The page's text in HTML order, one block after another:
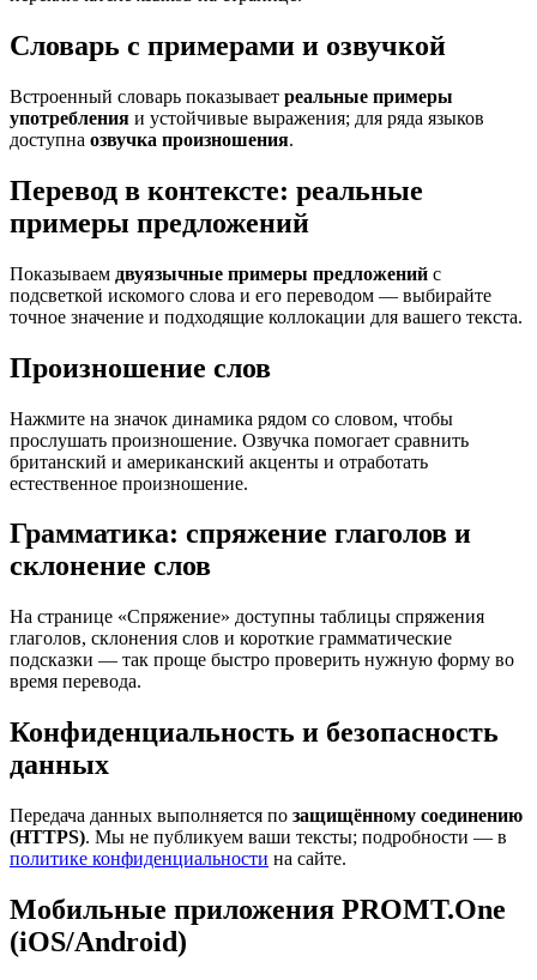
Словарь с примерами и озвучкой
Встроенный словарь показывает реальные примеры
употребления и устойчивые выражения; для ряда языков
доступна озвучка произношения.
Перевод в контексте: реальные
примеры предложений
Показываем двуязычные примеры предложений с
подсветкой искомого слова и его переводом — выбирайте
точное значение и подходящие коллокации для вашего текста.
Произношение слов
Нажмите на значок динамика рядом со словом, чтобы
прослушать произношение. Озвучка помогает сравнить
британский и американский акценты и отработать
естественное произношение.
Грамматика: спряжение глаголов и
склонение слов
На странице «Спряжение» доступны таблицы спряжения
глаголов, склонения слов и короткие грамматические
подсказки — так проще быстро проверить нужную форму во
время перевода.
Конфиденциальность и безопасность
данных
Передача данных выполняется по защищённому соединению
(HTTPS). Мы не публикуем ваши тексты; подробности — в
политике конфиденциальности на сайте.
Мобильные приложения PROMT.One
(iOS/Android)